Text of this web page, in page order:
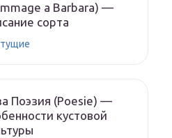
a Barbara) —
сорта
Поэзия (Poesie) —
кустовой